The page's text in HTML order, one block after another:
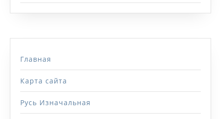
Главная
Карта сайта
Русь Изначальная